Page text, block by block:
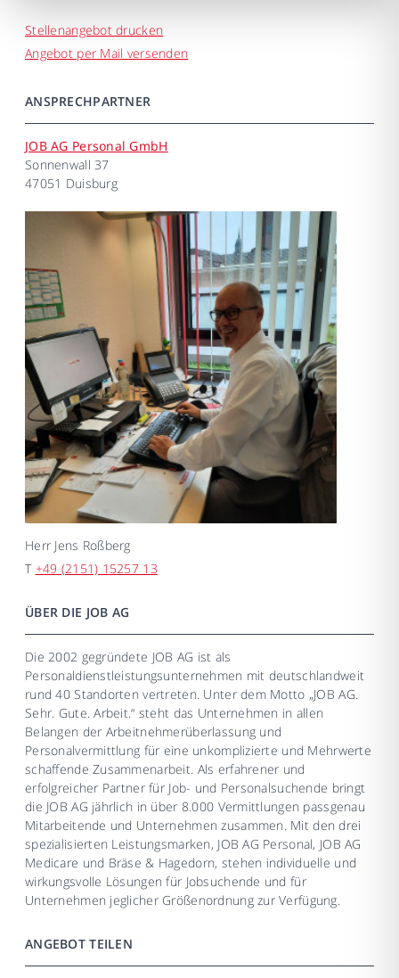
Stellenangebot drucken
Angebot per Mail versenden
ANSPRECHPARTNER
JOB AG Personal GmbH
Sonnenwall 37
47051 Duisburg
Herr Jens Roßberg
T +49 (2151) 15257 13
ÜBER DIE JOB AG
Die 2002 gegründete JOB AG ist als
Personaldienstleistungsunternehmen mit deutschlandweit
rund 40 Standorten vertreten. Unter dem Motto „JOB AG.
Sehr. Gute. Arbeit.“ steht das Unternehmen in allen
Belangen der Arbeitnehmerüberlassung und
Personalvermittlung für eine unkomplizierte und Mehrwerte
schaffende Zusammenarbeit. Als erfahrener und
erfolgreicher Partner für Job- und Personalsuchende bringt
die JOB AG jährlich in über 8.000 Vermittlungen passgenau
Mitarbeitende und Unternehmen zusammen. Mit den drei
spezialisierten Leistungsmarken, JOB AG Personal, JOB AG
Medicare und Bräse & Hagedorn, stehen individuelle und
wirkungsvolle Lösungen für Jobsuchende und für
Unternehmen jeglicher Größenordnung zur Verfügung.
ANGEBOT TEILEN